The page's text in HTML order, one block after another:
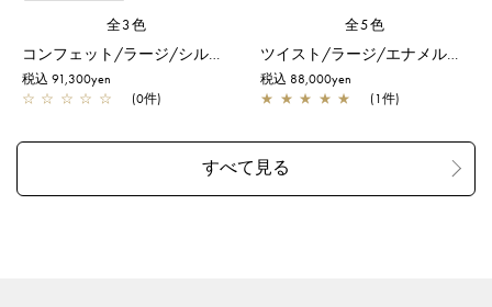
全3色
コンフェット/ラージ/シルバーゴールド
税込 91,300yen
☆ ☆ ☆ ☆ ☆ (0件)
全5色
ツイスト/ラージ/エナメルブラック
税込 88,000yen
★ ★ ★ ★ ★ (1件)